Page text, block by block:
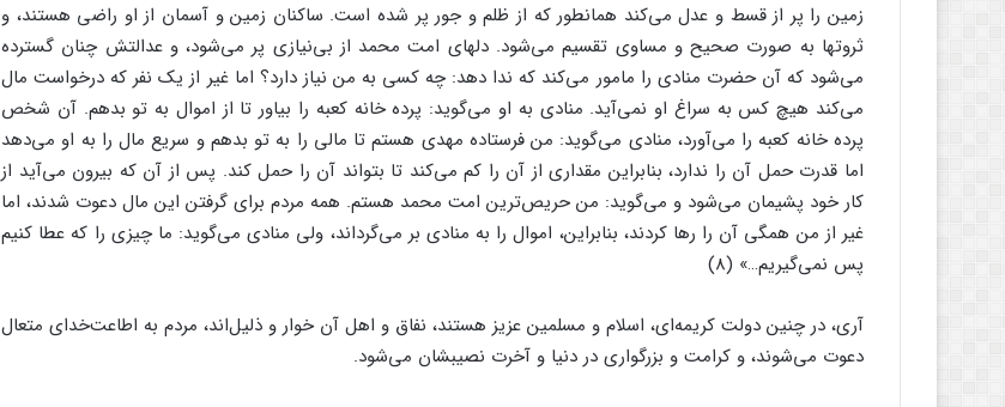
زمین را پر از قسط و عدل مى‌‌کند همانطور که از ظلم و جور پر شده است. ساکنان زمین و آسمان از او راضى هستند، و
ثروتها به صورت صحیح و مساوى تقسیم مى‌‌شود. دلهاى امت محمد از بى‌‌نیازى پر مى‌‌شود، و عدالتش چنان گسترده
مى‌‌شود که آن حضرت منادى را مامور مى‌کند که ندا دهد: چه کسى به من نیاز دارد؟ اما غیر از یک نفر که درخواست مال
مى‌‌کند هیچ کس به سراغ او نمى‌آید. منادى به او مى‌‌گوید: پرده خانه کعبه را بیاور تا از اموال به تو بدهم. آن شخص
پرده خانه کعبه را مى‌‌آورد، منادى مى‌‌گوید: من فرستاده مهدى هستم تا مالى را به تو بدهم و سریع مال را به او مى‌دهد
اما قدرت حمل آن را ندارد، بنابراین مقدارى از آن را کم مى‌‌کند تا بتواند آن را حمل کند. پس از آن که بیرون مى‌آید از
کار خود پشیمان مى‌‌شود و مى‌‌گوید: من حریص‌‌ترین امت محمد هستم. همه مردم براى گرفتن این مال دعوت شدند، اما
غیر از من همگى آن را رها کردند، بنابراین، اموال را به منادى بر مى‌‌گرداند، ولى منادى مى‌گوید: ما چیزى را که عطا کنیم
پس نمى‌‌گیریم…» (8)
آرى، در چنین دولت کریمه‌‌اى، اسلام و مسلمین عزیز هستند، نفاق و اهل آن خوار و ذلیل‌‌اند، مردم به اطاعت‌‌خداى متعال
دعوت مى‌‌شوند، و کرامت و بزرگوارى در دنیا و آخرت نصیبشان مى‌‌شود.